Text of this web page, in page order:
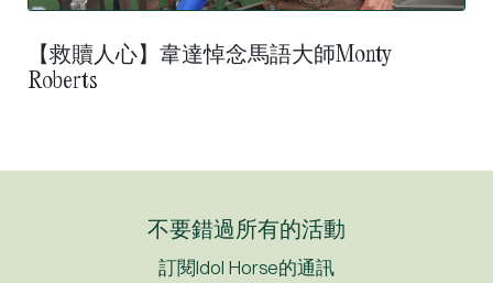
【救贖人心】韋達悼念馬語大師Monty
Roberts
不要錯過所有的活動
訂閱Idol Horse的通訊